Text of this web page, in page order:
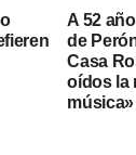
A 52
de
Casa
oídos la
música»